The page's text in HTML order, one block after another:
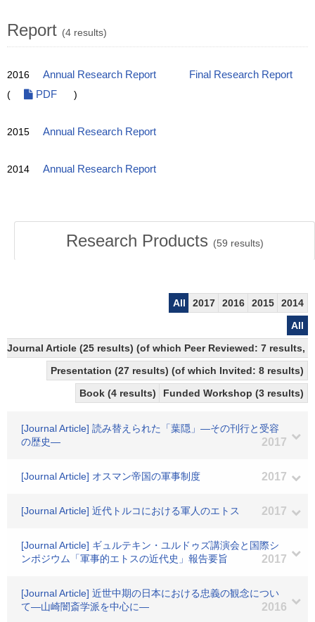
Report (4 results)
2016 Annual Research Report
Final Research Report
(
PDF )
2015 Annual Research Report
2014 Annual Research Report
Research Products (59 results)
All 2017 2016 2015
2014
All
Journal Article (25 results) (of which Peer Reviewed: 7
Presentation (27 results) (of which Invited: 8 results)
Book (4 results)
Funded Workshop (3 results)
[Journal Article] 読み替えられた「葉隠」―その刊行と受容
の歴史―
2017
[Journal Article] オスマン帝国の軍事制度 2017
[Journal Article] 近代トルコにおける軍人のエトス 2017
[Journal Article] ギュルテキン・ユルドゥズ講演会と国際シ
ンポジウム「軍事的エトスの近代史」報告要旨
2017
[Journal Article] 近世中期の日本における忠義の観念につい
て―山崎闇斎学派を中心に―
2016